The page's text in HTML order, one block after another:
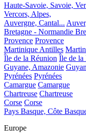
Haute-Savoie, Savoie,
Vercors, Alpes,
Auvergne, Cantal...
Bretagne - Normandie
Provence Provence
Martinique Antilles
Île de la Réunion Île de la
Guyane, Amazonie
Pyrénées Pyrénées
Camargue Camargue
Chartreuse Chartreuse
Corse Corse
Pays Basque, Côte
Europe